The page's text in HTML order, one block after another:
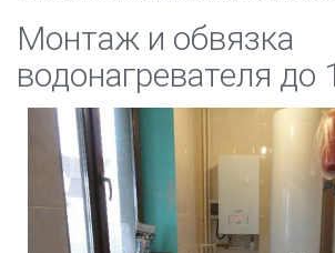
Монтаж и обвязка
водонагревателя до